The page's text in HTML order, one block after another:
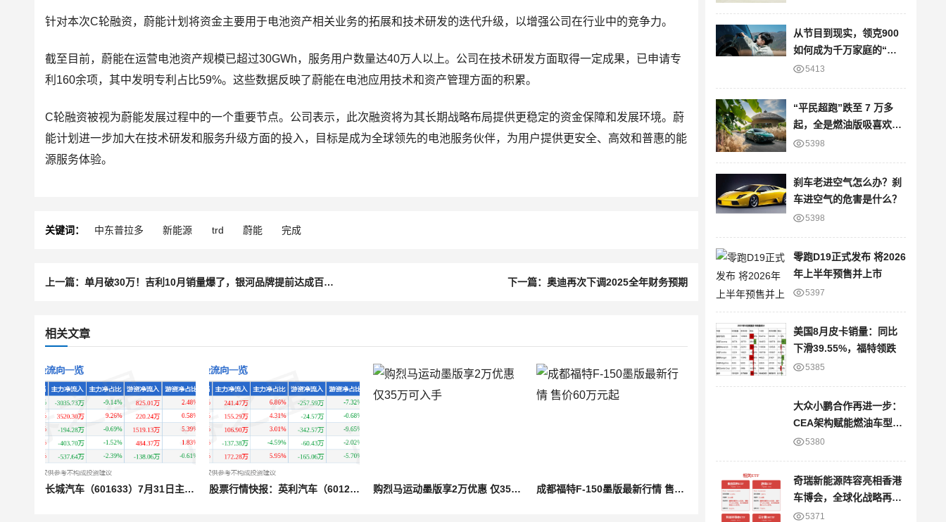
从节目到现实，领克900
如何成为千万家庭的“信
任之选”？
5413
“平民超跑”跌至 7 万多
起，全是燃油版吸喜欢的
进 5398
刹车老进空气怎么办？刹
车进空气的危害是什么？
5398
零跑D19正式发布 将2026
年上半年预售并上市
5397
美国8月皮卡销量：同比
下滑39.55%，福特领跌
5385
大众小鹏合作再进一步：
CEA架构赋能燃油车型，
智能网联版图再拓展
5380
奇瑞新能源阵容亮相香港
车博会，全球化战略再提
速 5371
针对本次C轮融资，蔚能计划将资金主要用于电池资产相关业务的拓展和技术研发的迭代升级，以增强公司在行业中的竞争力。
截至目前，蔚能在运营电池资产规模已超过30GWh，服务用户数量达40万人以上。公司在技术研发方面取得一定成果，已申请专
利160余项，其中发明专利占比59%。这些数据反映了蔚能在电池应用技术和资产管理方面的积累。
C轮融资被视为蔚能发展过程中的一个重要节点。公司表示，此次融资将为其长期战略布局提供更稳定的资金保障和发展环境。蔚
能计划进一步加大在技术研发和服务升级方面的投入，目标是成为全球领先的电池服务伙伴，为用户提供更安全、高效和普惠的能
源服务体验。
关键词： 中东普拉多 新能源 trd 蔚能 完成
上一篇：单月破30万！吉利10月销量爆了，银河品牌提前达成百万年销目标 下一篇：奥迪再次下调2025全年财务预期
相关文章
长城汽车（601633）7月31日主力资金净卖出3035.73万元 股票行情快报：英利汽车（601279）7月31日主力资金净买入241.47万元 购烈马运动墨版享2万优惠 仅35万可入手 成都福特F-150墨版最新行情 售价60万元起